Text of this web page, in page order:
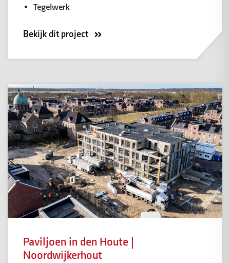
Tegelwerk
Bekijk dit project
Paviljoen in den Houte |
Noordwijkerhout